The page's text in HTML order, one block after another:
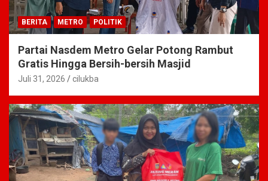
BERITA METRO POLITIK
Partai Nasdem Metro Gelar Potong Rambut
Gratis Hingga Bersih-bersih Masjid
Juli 31, 2026 cilukba